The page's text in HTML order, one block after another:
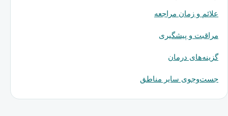
علائم و زمان مراجعه
مراقبت و پیشگیری
گزینه‌های درمان
جست‌وجوی سایر مناطق